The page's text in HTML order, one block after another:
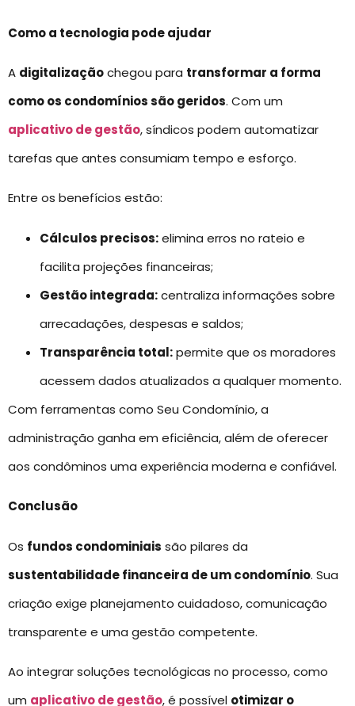
Como a tecnologia pode ajudar
A digitalizaçãochegou para transformar a forma
como os condomínios são geridos. Com um
aplicativo de gestão, síndicos podem automatizar
tarefas que antes consumiam tempo e esforço.
Entre os benefícios estão:
Cálculos precisos:elimina erros no rateio e
facilita projeções financeiras;
Gestão integrada:centraliza informações sobre
arrecadações, despesas e saldos;
Transparência total:permite que os moradores
acessem dados atualizados a qualquer momento.
Com ferramentas como Seu Condomínio, a
administração ganha em eficiência, além de oferecer
aos condôminos uma experiência moderna e confiável.
Conclusão
Os fundos condominiais são pilares da
sustentabilidade financeira de um condomínio. Sua
criação exige planejamento cuidadoso, comunicação
transparente e uma gestão competente.
Ao integrar soluções tecnológicas no processo, como
um aplicativo de gestão, é possível otimizar o